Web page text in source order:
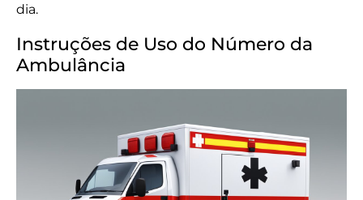
dia.
Instruções de Uso do Número da
Ambulância